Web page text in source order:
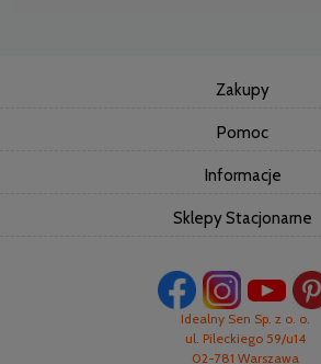
Zakupy
Pomoc
Informacje
Sklepy Stacjonarne
Idealny Sen Sp. z o. o.
ul. Pileckiego 59/u14
02-781 Warszawa